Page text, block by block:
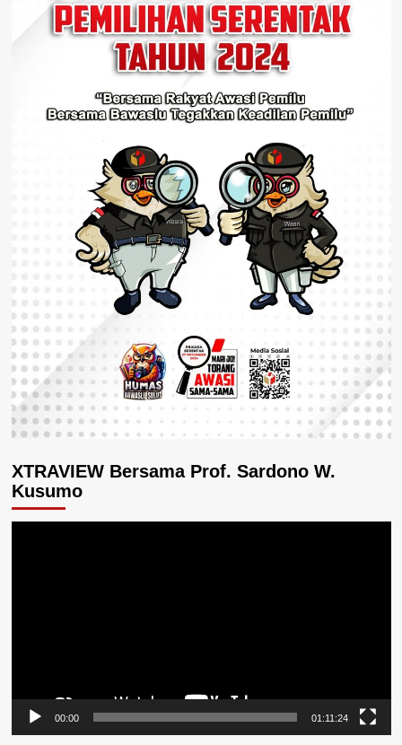
XTRAVIEW Bersama Prof. Sardono W.
Kusumo
00:00 01:11:24